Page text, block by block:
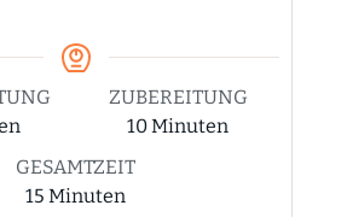
ZUBEREITUNG
10Minuten
Minuten
GESAMTZEIT
15 Minuten
Minuten